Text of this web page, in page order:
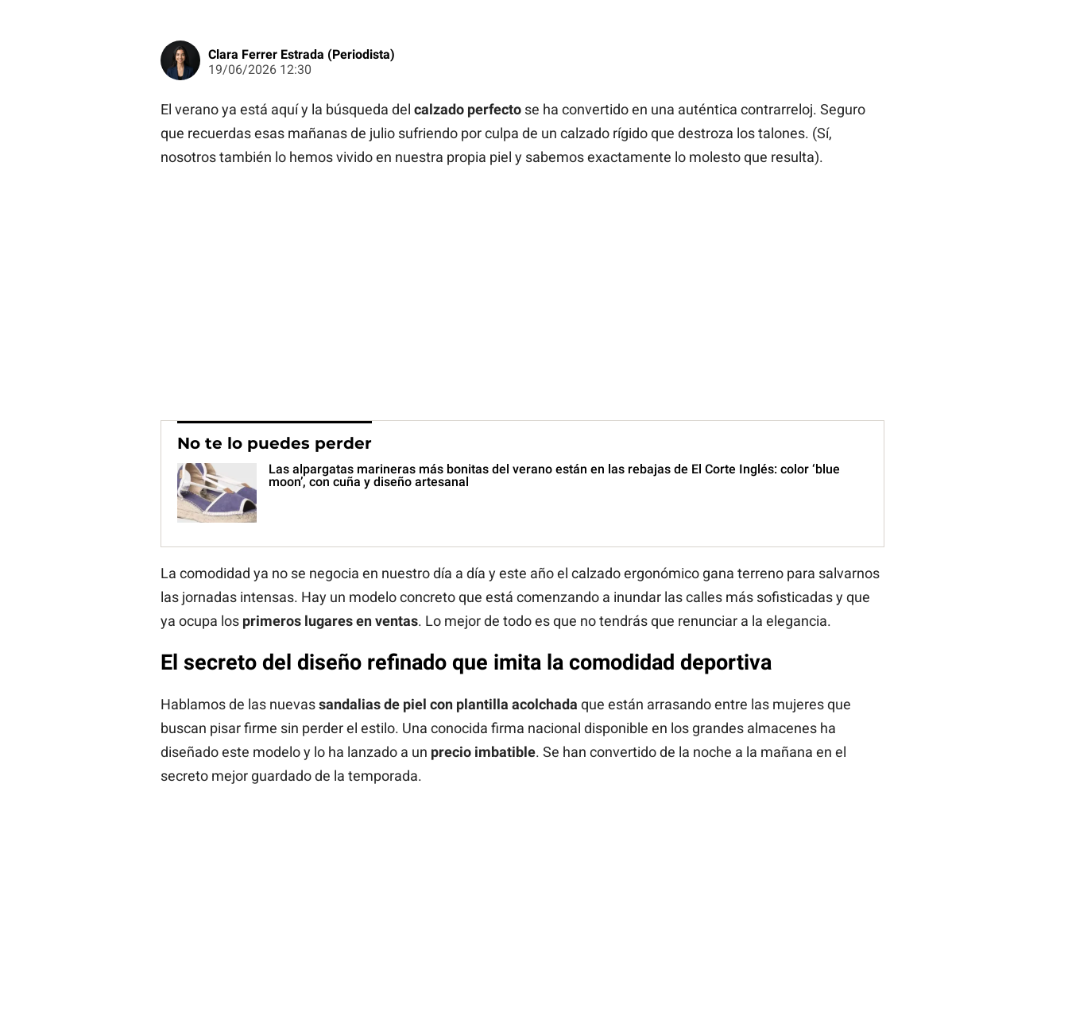
Clara Ferrer Estrada (Periodista)
19/06/2026 12:30
El verano ya está aquí y la búsqueda del calzado perfectose ha convertido en una auténtica contrarreloj. Seguro
que recuerdas esas mañanas de julio sufriendo por culpa de un calzado rígido que destroza los talones. (Sí,
nosotros también lo hemos vivido en nuestra propia piel y sabemos exactamente lo molesto que resulta).
No te lo puedes perder
Las alpargatas marineras más bonitas del verano están en las rebajas de El Corte Inglés: color ‘blue
moon’, con cuña y diseño artesanal
La comodidad ya no se negocia en nuestro día a día y este año el calzado ergonómico gana terreno para salvarnos
las jornadas intensas. Hay un modelo concreto que está comenzando a inundar las calles más sofisticadas y que
ya ocupa los primeros lugares en ventas. Lo mejor de todo es que no tendrás que renunciar a la elegancia.
El secreto del diseño refinado que imita la comodidad deportiva
Hablamos de las nuevassandalias de piel con plantilla acolchada que están arrasando entre las mujeres que
buscan pisar firme sin perder el estilo. Una conocida firma nacional disponible en los grandes almacenes ha
diseñado este modelo y lo ha lanzado a un precio imbatible. Se han convertido de la noche a la mañana en el
secreto mejor guardado de la temporada.